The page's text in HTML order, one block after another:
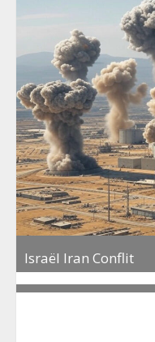
Israël Iran Conflit